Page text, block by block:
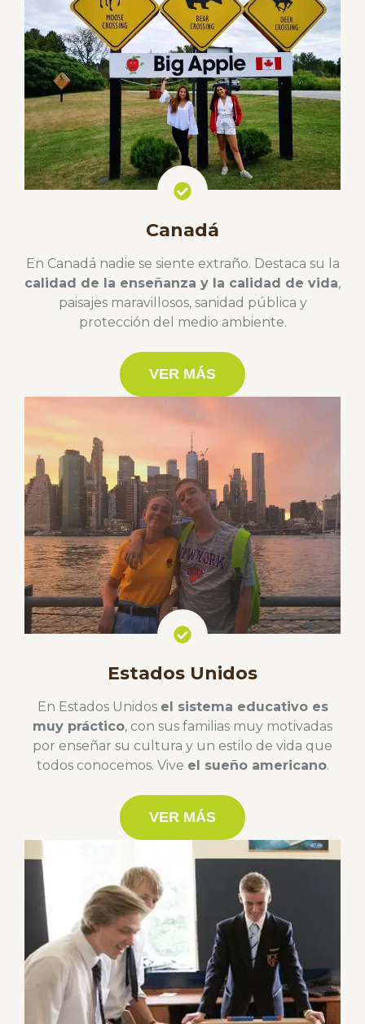
Canadá
En Canadá nadie se siente extraño. Destaca su la
calidad de la enseñanza y la calidad de vida,
paisajes maravillosos, sanidad pública y
protección del medio ambiente.
VER MÁS
Estados Unidos
En Estados Unidos el sistema educativo es
muy práctico, con sus familias muy motivadas
por enseñar su cultura y un estilo de vida que
todos conocemos. Vive el sueño americano.
VER MÁS